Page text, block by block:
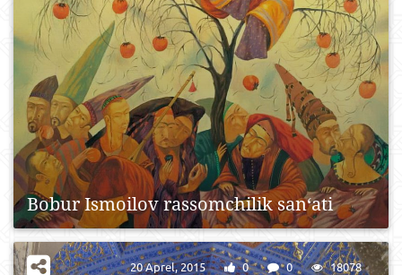
Bobur Ismoilov rassomchilik san‘ati
20 Aprel, 2015 0 0 18078